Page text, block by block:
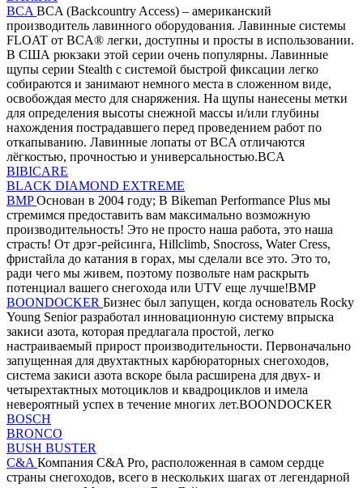
BCA BCA (Backcountry Access) – американский
производитель лавинного оборудования. Лавинные системы
FLOAT от BCA® легки, доступны и просты в использовании.
В США рюкзаки этой серии очень популярны. Лавинные
щупы серии Stealth с системой быстрой фиксации легко
собираются и занимают немного места в сложенном виде,
освобождая место для снаряжения. На щупы нанесены метки
для определения высоты снежной массы и/или глубины
нахождения пострадавшего перед проведением работ по
откапыванию. Лавинные лопаты от BCA отличаются
лёгкостью, прочностью и универсальностью.BCA
BIBICARE
BLACK DIAMOND EXTREME
BMPОснован в 2004 году; В Bikeman Performance Plus мы
стремимся предоставить вам максимально возможную
производительность! Это не просто наша работа, это наша
страсть! От дрэг-рейсинга, Hillclimb, Snocross, Water Cress,
фристайла до катания в горах, мы сделали все это. Это то,
ради чего мы живем, поэтому позвольте нам раскрыть
потенциал вашего снегохода или UTV еще лучше!BMP
BOONDOCKER Бизнес был запущен, когда основатель Rocky
Young Senior разработал инновационную систему впрыска
закиси азота, которая предлагала простой, легко
настраиваемый прирост производительности. Первоначально
запущенная для двухтактных карбюраторных снегоходов,
система закиси азота вскоре была расширена для двух- и
четырехтактных мотоциклов и квадроциклов и имела
невероятный успех в течение многих лет.BOONDOCKER
BOSCH
BRONCO
BUSH BUSTER
C&A Компания C&A Pro, расположенная в самом сердце
страны снегоходов, всего в нескольких шагах от легендарной